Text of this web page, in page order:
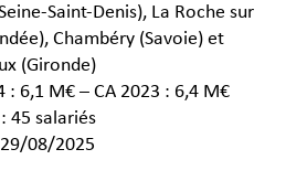
Saint-Denis), La Roche sur
Chambéry (Savoie) et
(Gironde)
: 6,1 M€ – CA 2023 : 6,4 M€
45 salariés
29/08/2025